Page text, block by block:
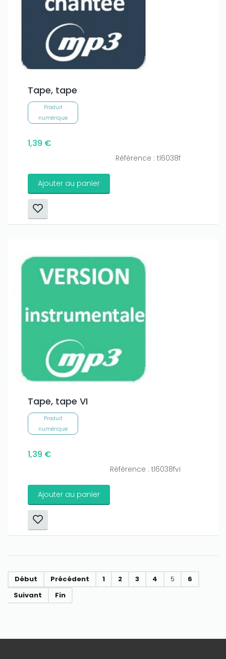
Tape, tape
Produit
numérique
1,39 €
Référence : tl6038f
Ajouter au panier
Tape, tape VI
Produit
numérique
1,39 €
Référence : tl6038fvi
Ajouter au panier
Début Précédent 1 2 3 4 5
6
Suivant
Fin
Only play at Joo casinoif you really want to win a huge
amount on your credits!